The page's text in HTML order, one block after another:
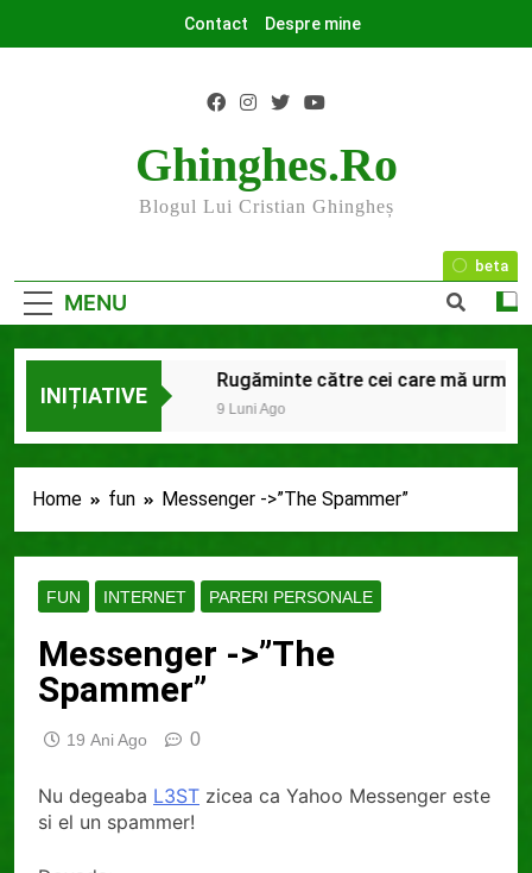
Contact Despre mine
Ghinghes.ro
Blogul Lui Cristian Ghingheș
MENU
beta
INIȚIATIVE
Rugăminte către cei care mă
9 Luni Ago
Home fun Messenger ->”The Spammer”
FUN INTERNET PARERI PERSONALE
Messenger ->”The
Spammer”
19 Ani Ago 0
Nu degeaba L3ST zicea ca Yahoo Messenger este
si el un spammer!